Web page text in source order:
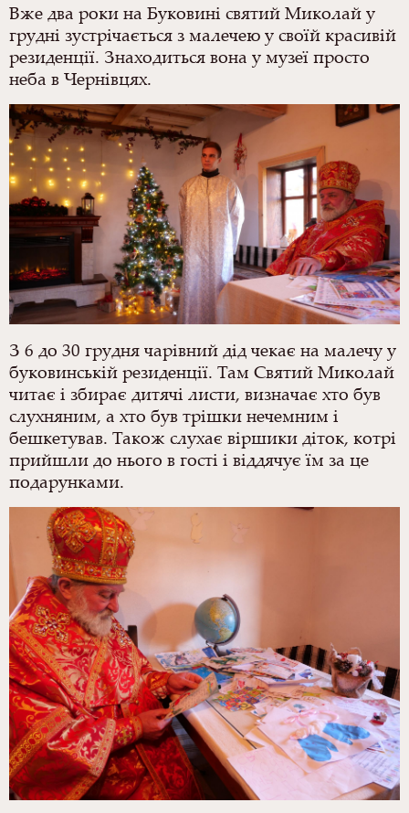
Вже два роки на Буковині святий Миколай у
грудні зустрічається з малечею у своїй красивій
резиденції. Знаходиться вона у музеї просто
неба в Чернівцях.
З 6 до 30 грудня чарівний дід чекає на малечу у
буковинській резиденції. Там Святий Миколай
читає і збирає дитячі листи, визначає хто був
слухняним, а хто був трішки нечемним і
бешкетував. Також слухає віршики діток, котрі
прийшли до нього в гості і віддячує їм за це
подарунками.